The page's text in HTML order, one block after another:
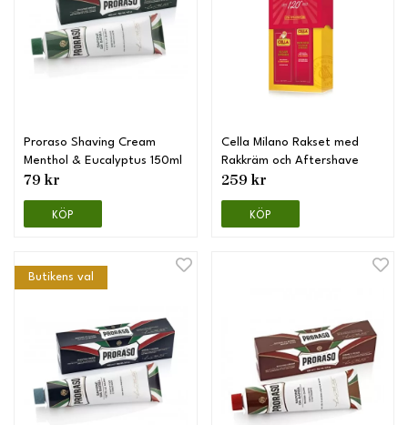
Proraso Shaving Cream
Menthol & Eucalyptus 150ml
79 kr
KÖP
Cella Milano Rakset med
Rakkräm och Aftershave
259 kr
KÖP
Butikens val